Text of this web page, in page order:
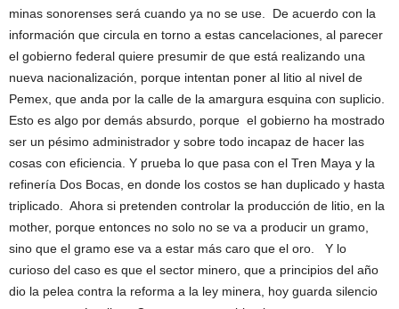
minas sonorenses será cuando ya no se use. De acuerdo con la
información que circula en torno a estas cancelaciones, al parecer
el gobierno federal quiere presumir de que está realizando una
nueva nacionalización, porque intentan poner al litio al nivel de
Pemex, que anda por la calle de la amargura esquina con suplicio.
Esto es algo por demás absurdo, porque el gobierno ha mostrado
ser un pésimo administrador y sobre todo incapaz de hacer las
cosas con eficiencia. Y prueba lo que pasa con el Tren Maya y la
refinería Dos Bocas, en donde los costos se han duplicado y hasta
triplicado. Ahora si pretenden controlar la producción de litio, en la
mother, porque entonces no solo no se va a producir un gramo,
sino que el gramo ese va a estar más caro que el oro. Y lo
curioso del caso es que el sector minero, que a principios del año
dio la pelea contra la reforma a la ley minera, hoy guarda silencio